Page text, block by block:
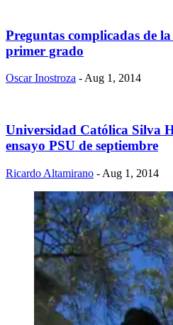
Preguntas complicadas de
primer grado
Oscar Inostroza - Aug 1, 2014
Universidad Católica Silva
ensayo PSU de septiembre
Ricardo Altamirano - Aug 1, 2014